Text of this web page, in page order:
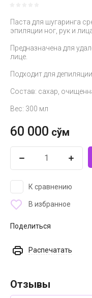
Паста для шугаринга
эпиляции ног, рук и
Предназначена для
лице.
Подходит для
Состав: сахар,
Вес: 300 мл
60 000 сўм
К сравнению
В избранное
Поделиться
Распечатать
Отзывы